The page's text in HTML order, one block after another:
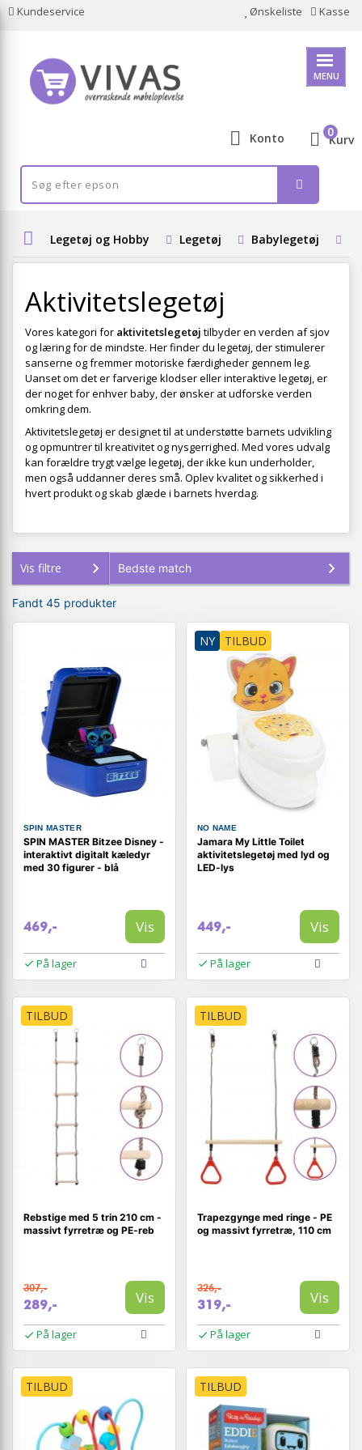
Kundeservice Ønskeliste Kasse
MENU
Konto Kurv
0
Legetøj og Hobby Legetøj Babylegetøj
Aktivitetslegetøj
Vores kategori for aktivitetslegetøj tilbyder en verden af sjov
og læring for de mindste. Her finder du legetøj, der stimulerer
sanserne og fremmer motoriske færdigheder gennem leg.
Uanset om det er farverige klodser eller interaktive legetøj, er
der noget for enhver baby, der ønsker at udforske verden
omkring dem.
Aktivitetslegetøj er designet til at understøtte barnets udvikling
og opmuntrer til kreativitet og nysgerrighed. Med vores udvalg
kan forældre trygt vælge legetøj, der ikke kun underholder,
men også uddanner deres små. Oplev kvalitet og sikkerhed i
hvert produkt og skab glæde i barnets hverdag.
Vis filtre
Fandt 45 produkter
SPIN MASTER
SPIN MASTER Bitzee Disney -
interaktivt digitalt kæledyr
med 30 figurer - blå
469,- Vis
På lager
NY TILBUD
NO NAME
Jamara My Little Toilet
aktivitetslegetøj med lyd og
LED-lys
449,- Vis
På lager
TILBUD
Rebstige med 5 trin 210 cm -
massivt fyrretræ og PE-reb
307,-
289,- Vis
På lager
TILBUD
Trapezgynge med ringe - PE
og massivt fyrretræ, 110 cm
326,-
319,- Vis
På lager
TILBUD TILBUD